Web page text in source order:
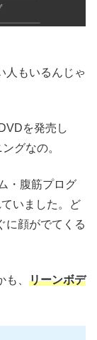
人もいるんじゃ
を発売し
グなの。
・腹筋プログ
いました。ど
に顔がでてくる
、 リーンボデ